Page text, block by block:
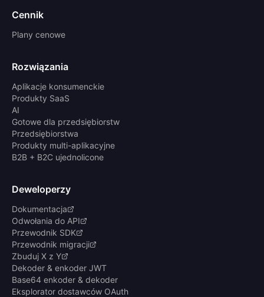
Cennik
Plany cenowe
Rozwiązania
Aplikacje konsumenckie
Produkty SaaS
AI
Gotowe dla przedsiębiorstw
Przedsiębiorstwa
Produkty multi-aplikacyjne
B2B + B2C ujednolicone
Deweloperzy
Dokumentacja
Odwołania do API
Przewodnik SDK
Przewodnik migracji
Zbuduj X z Y
Dekoder & enkoder JWT
Base64 enkoder & dekoder
Eksplorator dostawców OAuth